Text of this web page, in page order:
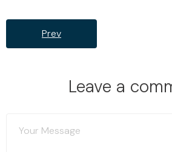
Prev
Leave a